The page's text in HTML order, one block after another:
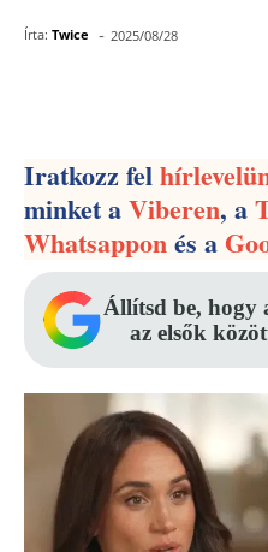
Írta: Twice - 2025/08/28
Iratkozz fel
minket aViberen, a
Whatsapponés a
Állítsd be, hogy
az elsők